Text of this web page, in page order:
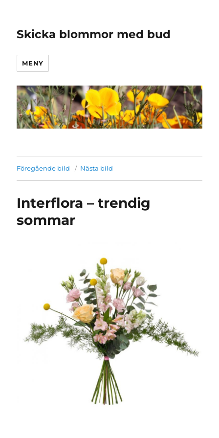
Skicka blommor med bud
MENY
Föregående bild Nästa bild
Interflora – trendig
sommar